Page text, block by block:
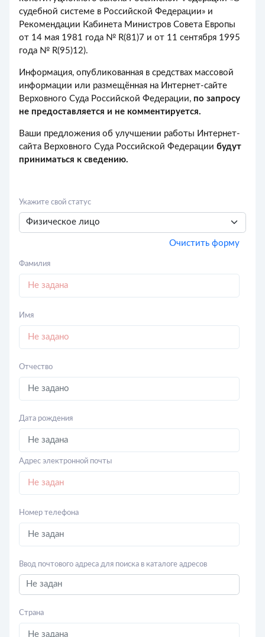
судебной системе в Российской Федерации» и
Рекомендации Кабинета Министров Совета Европы
от 14 мая 1981 года № R(81)7 и от 11 сентября 1995
года № R(95)12).
Информация, опубликованная в средствах массовой
информации или размещённая на Интернет-сайте
Верховного Суда Российской Федерации, по запросу
не предоставляется и не комментируется.
Ваши предложения об улучшении работы Интернет-
сайта Верховного Суда Российской Федерации будут
приниматься к сведению.
Укажите свой статус
Очистить форму
Фамилия
Имя
Отчество
Дата рождения
Адрес электронной почты
Номер телефона
Ввод почтового адреса для поиска в каталоге адресов
Страна